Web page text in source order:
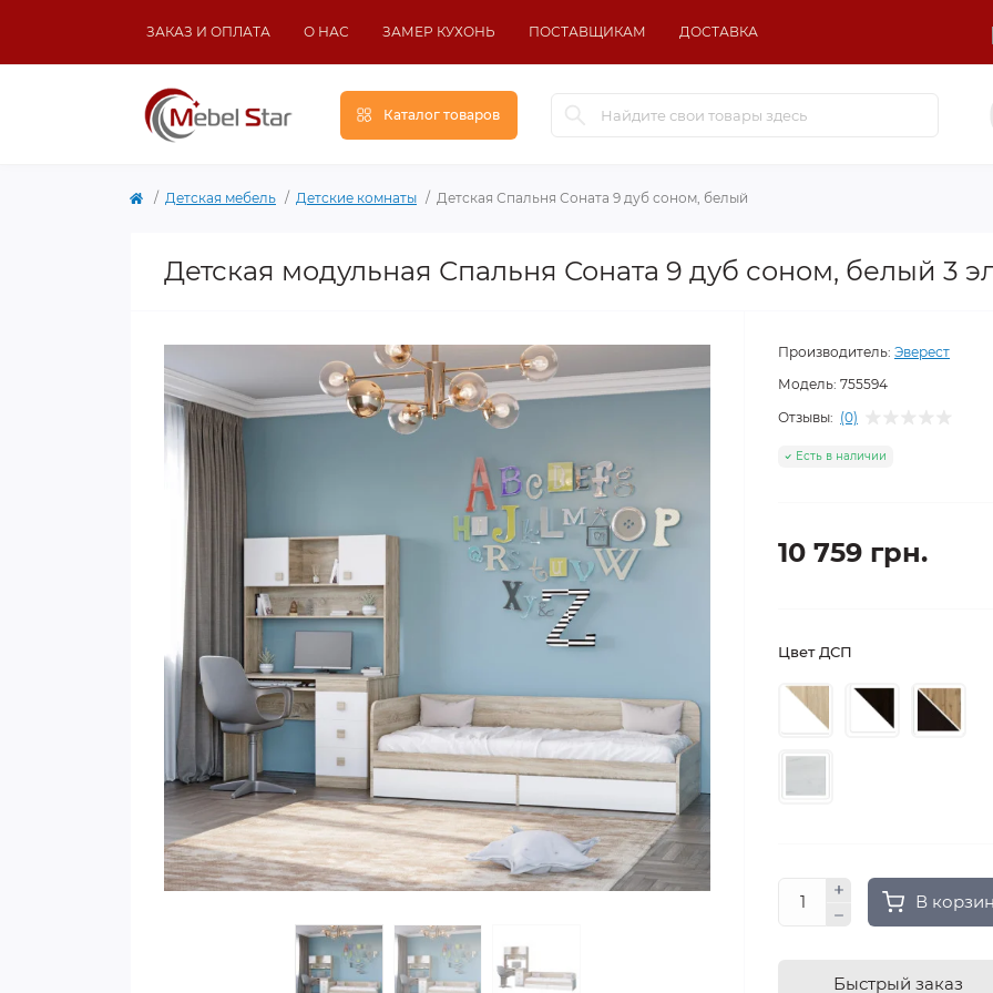
ЗАКАЗ И ОПЛАТА О НАС ЗАМЕР КУХОНЬ ПОСТАВЩИКАМ ДОСТАВКА
Каталог товаров
Детская мебель Детские комнаты Детская Спальня Соната 9 дуб соном, белый
Детская модульная Спальня Соната 9 дуб соном, белый 3
Производитель: Эверест
Модель: 755594
Отзывы: (0)
Есть в наличии
10 759 грн.
Цвет ДСП
В
Быстрый заказ